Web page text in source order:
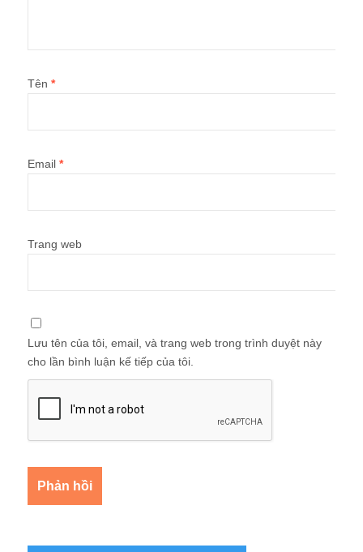
Tên *
Email *
Trang web
Lưu tên của tôi, email, và trang web trong trình duyệt này
cho lần bình luận kế tiếp của tôi.